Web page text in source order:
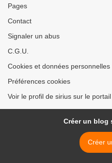
Pages
Contact
Signaler un abus
C.G.U.
Cookies et données personnelles
Préférences cookies
Voir le profil de sirius sur le
Créer un blog
Créer